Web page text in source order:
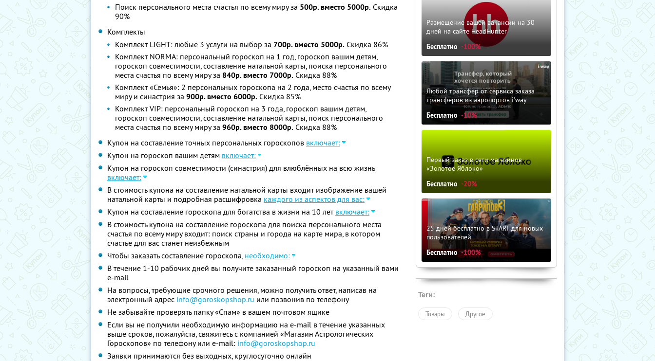
Поиск персонального места счастья по всему миру за 500р. вместо 5000р. Скидка
90%
Комплекты
Комплект LIGHT: любые 3 услуги на выбор за 700р. вместо 5000р. Скидка 86%
Комплект NORMA: персональный гороскоп на 1 год, гороскоп вашим детям,
гороскоп совместимости, составление натальной карты, поиска персонального
места счастья по всему миру за 840р. вместо 7000р. Скидка 88%
Комплект «Семья»: 2 персональных гороскопа на 2 года, место счастья по всему
миру и синастрия за 900р. вместо 6000р. Скидка 85%
Комплект VIP: персональный гороскоп на 3 года, гороскоп вашим детям,
гороскоп совместимости, составление натальной карты, поиск персонального
места счастья по всему миру за 960р. вместо 8000р. Скидка 88%
Купон на составление точных персональных гороскопов включает:
Купон на гороскоп вашим детям включает:
Купон на гороскоп совместимости (синастрия) для влюблённых на всю жизнь
включает:
В стоимость купона на составление натальной карты входит изображение вашей
натальной карты и подробная расшифровка каждого из аспектов для вас:
Купон на составление гороскопа для богатства в жизни на 10 лет включает:
В стоимость купона на составление гороскопа для поиска персонального места
счастья по всему миру входит: поиск страны и города на карте мира, в котором
счастье для вас станет неизбежным
Чтобы заказать составление гороскопа, необходимо:
В течение 1-10 рабочих дней вы получите заказанный гороскоп на указанный вами
e-mail
На вопросы, требующие срочного решения, можно получить ответ, написав на
электронный адрес info@goroskopshop.ru или позвонив по телефону
Не забывайте проверять папку «Спам» в вашем почтовом ящике
Если вы не получили необходимую информацию на e-mail в течение указанных
выше сроков, пожалуйста, свяжитесь с компанией «Магазин Астрологических
Гороскопов» по телефону или e-mail: info@goroskopshop.ru
Заявки принимаются без выходных, круглосуточно онлайн
Размещение вашей вакансии на 30
дней на сайте HeadHunter
Бесплатно -100%
Любой трансфер от сервиса заказа
трансферов из аэропортов i'way
Бесплатно -10%
Первый заказ в сети магазинов
«Золотое Яблоко»
Бесплатно -20%
25 дней бесплатно в START для новых
пользователей
Бесплатно -100%
Теги:
Товары Другое